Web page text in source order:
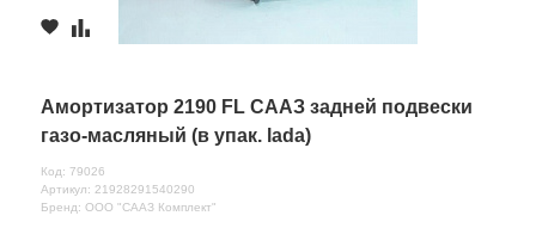
Амортизатор 2190 FL СААЗ задней подвески
газо-масляный (в упак. lada)
Код: 79026
Артикул: 21928291540290
Бренд: ООО "СААЗ Комплект"